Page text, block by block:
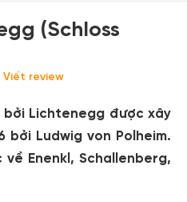
(Schloss
Viết review
Lichtenegg được xây
bởi Ludwig von Polheim.
về Enenkl, Schallenberg,